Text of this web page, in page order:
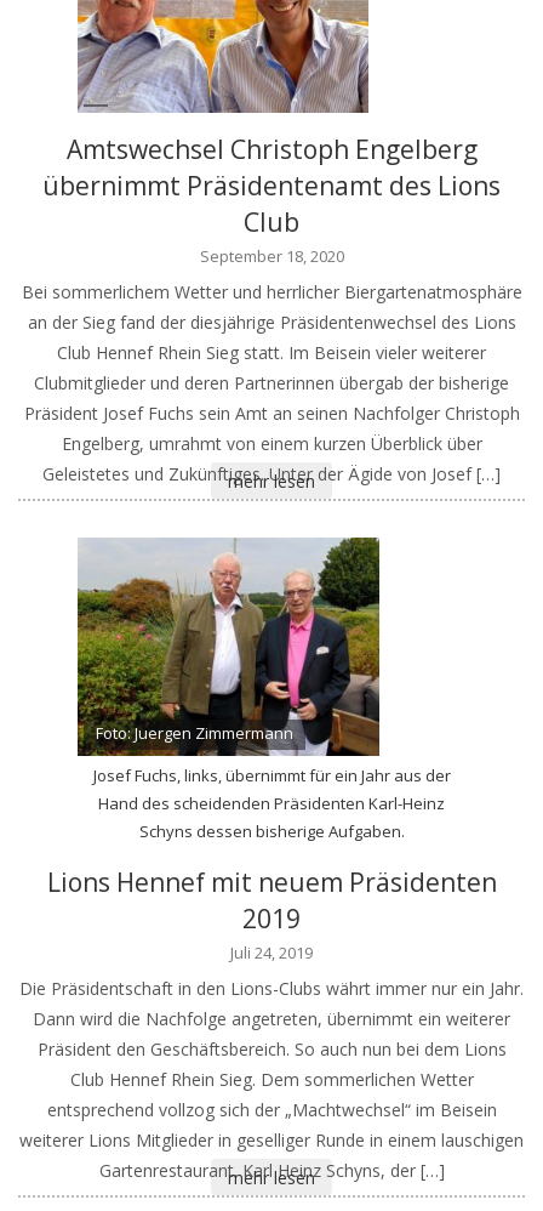
Amtswechsel Christoph Engelberg
übernimmt Präsidentenamt des Lions
Club
September 18, 2020
Bei sommerlichem Wetter und herrlicher Biergartenatmosphäre
an der Sieg fand der diesjährige Präsidentenwechsel des Lions
Club Hennef Rhein Sieg statt. Im Beisein vieler weiterer
Clubmitglieder und deren Partnerinnen übergab der bisherige
Präsident Josef Fuchs sein Amt an seinen Nachfolger Christoph
Engelberg, umrahmt von einem kurzen Überblick über
Geleistetes und Zukünftiges. Unter der Ägide von Josef […]
mehr lesen
Foto: Juergen Zimmermann
Josef Fuchs, links, übernimmt für ein Jahr aus der
Hand des scheidenden Präsidenten Karl-Heinz
Schyns dessen bisherige Aufgaben.
Lions Hennef mit neuem Präsidenten
2019
Juli 24, 2019
Die Präsidentschaft in den Lions-Clubs währt immer nur ein Jahr.
Dann wird die Nachfolge angetreten, übernimmt ein weiterer
Präsident den Geschäftsbereich. So auch nun bei dem Lions
Club Hennef Rhein Sieg. Dem sommerlichen Wetter
entsprechend vollzog sich der „Machtwechsel“ im Beisein
weiterer Lions Mitglieder in geselliger Runde in einem lauschigen
Gartenrestaurant. Karl Heinz Schyns, der […]
mehr lesen